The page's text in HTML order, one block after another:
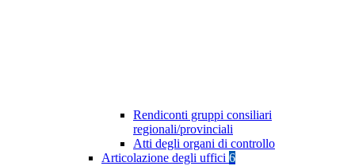
Rendiconti gruppi consiliari
regionali/provinciali
Atti degli organi di controllo
Articolazione degli uffici 6